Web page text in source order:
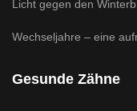
Licht gegen den
Wechseljahre – eine
Gesunde Zähne